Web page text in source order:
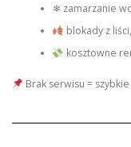
❄ zamarzanie
blokady z
kosztowne
Brak serwisu =